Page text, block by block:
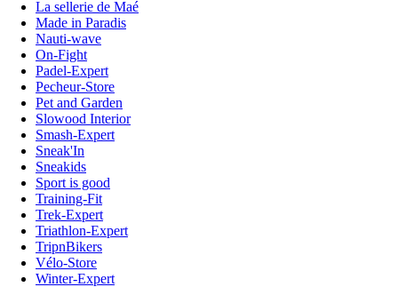
La sellerie de Maé
Made in Paradis
Nauti-wave
On-Fight
Padel-Expert
Pecheur-Store
Pet and Garden
Slowood Interior
Smash-Expert
Sneak'In
Sneakids
Sport is good
Training-Fit
Trek-Expert
Triathlon-Expert
TripnBikers
Vélo-Store
Winter-Expert